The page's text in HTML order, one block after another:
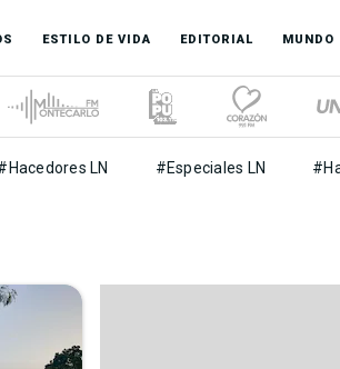
ESTILO DE VIDA EDITORIAL MUNDO
LN #Especiales LN